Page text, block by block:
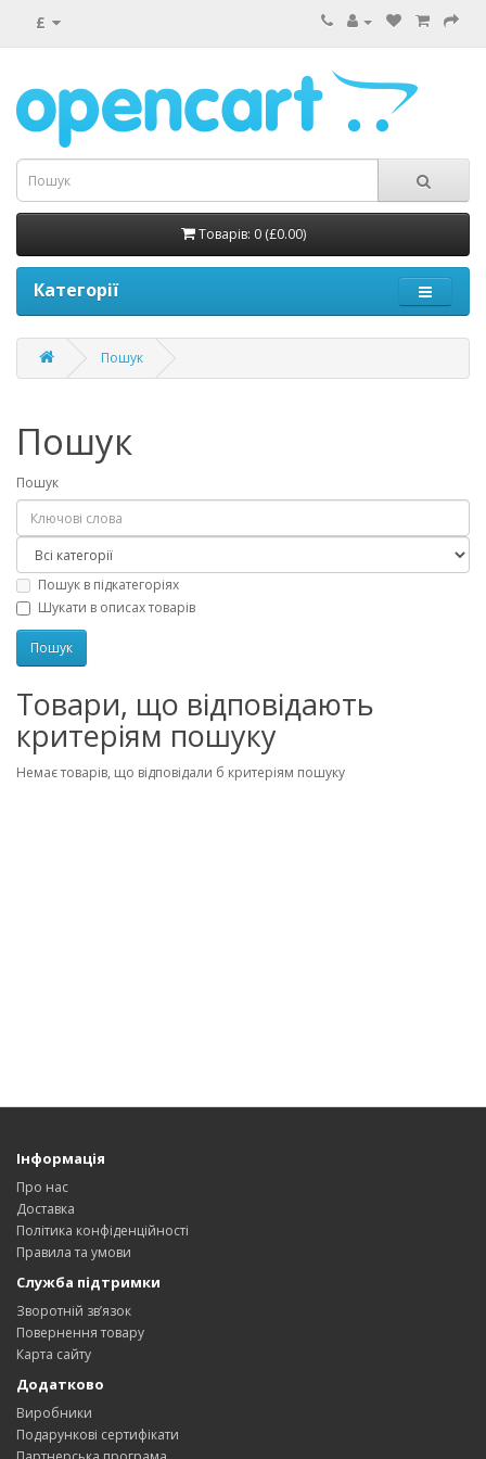
£
Товарів: 0 (£0.00)
Категорії
Пошук
Пошук
Пошук
Пошук в підкатегоріях
Шукати в описах товарів
Товари, що відповідають
критеріям пошуку
Немає товарів, що відповідали б критеріям пошуку
Інформація
Про нас
Доставка
Політика конфіденційності
Правила та умови
Служба підтримки
Зворотній зв’язок
Повернення товару
Карта сайту
Додатково
Виробники
Подарункові сертифікати